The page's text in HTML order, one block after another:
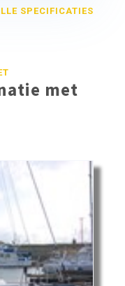
SPECIFICATIES
met